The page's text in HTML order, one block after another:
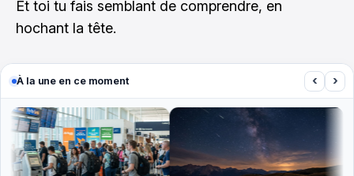
Et toi tu fais semblant de comprendre, en
hochant la tête.
À la une en ce moment ‹ ›